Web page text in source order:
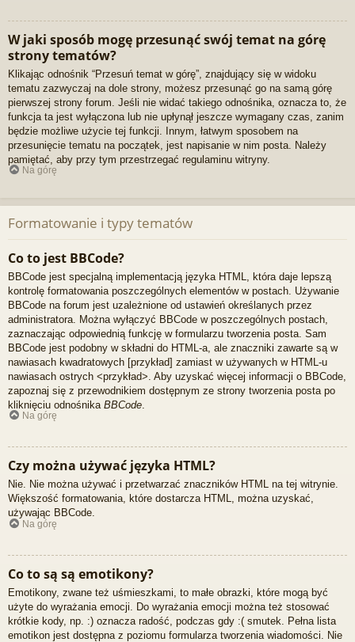
W jaki sposób mogę przesunąć swój temat na górę
strony tematów?
Klikając odnośnik “Przesuń temat w górę”, znajdujący się w widoku
tematu zazwyczaj na dole strony, możesz przesunąć go na samą górę
pierwszej strony forum. Jeśli nie widać takiego odnośnika, oznacza to, że
funkcja ta jest wyłączona lub nie upłynął jeszcze wymagany czas, zanim
będzie możliwe użycie tej funkcji. Innym, łatwym sposobem na
przesunięcie tematu na początek, jest napisanie w nim posta. Należy
pamiętać, aby przy tym przestrzegać regulaminu witryny.
Na górę
Formatowanie i typy tematów
Co to jest BBCode?
BBCode jest specjalną implementacją języka HTML, która daje lepszą
kontrolę formatowania poszczególnych elementów w postach. Używanie
BBCode na forum jest uzależnione od ustawień określanych przez
administratora. Można wyłączyć BBCode w poszczególnych postach,
zaznaczając odpowiednią funkcję w formularzu tworzenia posta. Sam
BBCode jest podobny w składni do HTML-a, ale znaczniki zawarte są w
nawiasach kwadratowych [przykład] zamiast w używanych w HTML-u
nawiasach ostrych <przykład>. Aby uzyskać więcej informacji o BBCode,
zapoznaj się z przewodnikiem dostępnym ze strony tworzenia posta po
kliknięciu odnośnika BBCode
Na górę
Czy można używać języka HTML?
Nie. Nie można używać i przetwarzać znaczników HTML na tej witrynie.
Większość formatowania, które dostarcza HTML, można uzyskać,
używając BBCode.
Na górę
Co to są są emotikony?
Emotikony, zwane też uśmieszkami, to małe obrazki, które mogą być
użyte do wyrażania emocji. Do wyrażania emocji można też stosować
krótkie kody, np. :) oznacza radość, podczas gdy :( smutek. Pełna lista
emotikon jest dostępna z poziomu formularza tworzenia wiadomości. Nie